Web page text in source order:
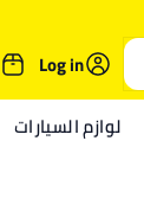
Log in
لوازم السيارات